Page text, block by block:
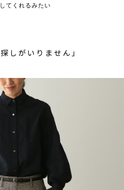
てくれるみたい
しがいりません」